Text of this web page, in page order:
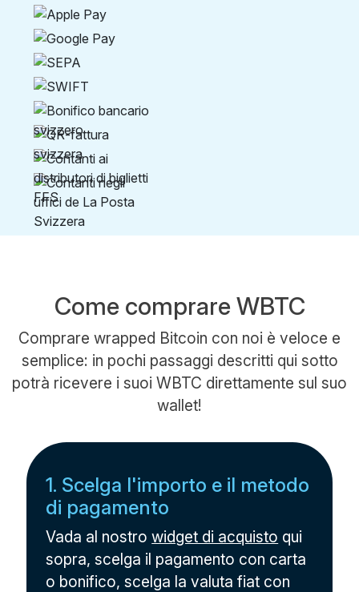
Come comprare WBTC
Comprare wrapped Bitcoin con noi è veloce e
semplice: in pochi passaggi descritti qui sotto
potrà ricevere i suoi WBTC direttamente sul suo
wallet!
1. Scelga l'importo e il metodo
di pagamento
Vada al nostrowidget di acquisto qui
sopra, scelga il pagamento con carta
o bonifico, scelga la valuta fiat con